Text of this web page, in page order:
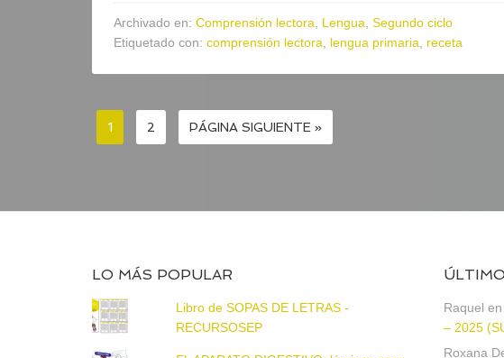
Archivado en: Comprensión lectora Lengua Segundo ciclo
Etiquetado con: comprensión lectora lengua primaria receta
1 2 PÁGINA SIGUIENTE »
LO MÁS POPULAR
Libro de SOPAS DE LETRAS -
RECURSOSEP
Raquel en
– 2025
Roxana